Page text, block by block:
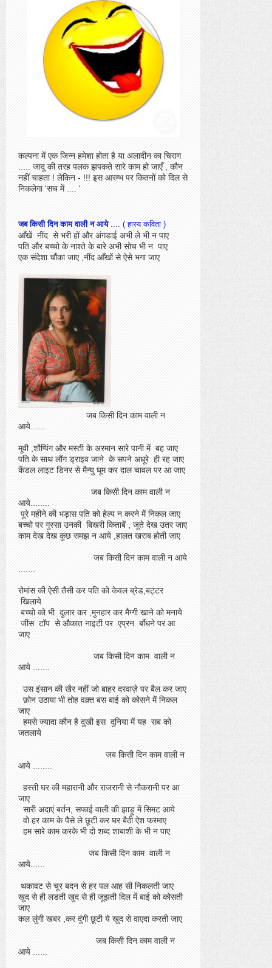
कल्पना में एक जिन्न हमेशा होता है या अलादीन का चिराग
..... जादू की तरह पलक झपकते सारे काम हो जाएँ , कौन
नहीं चाहता ! लेकिन - !!! इस आरम्भ पर कितनों को दिल से
निकलेगा 'सच में .... '
जब किसी दिन काम वाली न आये.... ( हास्य कविता )
आँखें नींद से भरी हों और अंगडाई अभी ले भी न पाए
पति और बच्चो के नाश्ते के बारे अभी सोच भी न पाए
एक संदेशा चौंका जाए ,नींद आँखों से ऐसे भगा जाए
जब किसी दिन काम वाली न
आये......
मूवी ,शौप्पिंग और मस्ती के अरमान सारे पानी में बह जाए
पति के साथ लौंग ड्राइव जाने के सपने अधूरे ही रह जाए
केंडल लाइट डिनर से मैन्यु घूम कर दाल चावल पर आ जाए
जब किसी दिन काम वाली न
आये........
पूरे महीने की भड़ास पति को हेल्प न करने में निकल जाए
बच्चो पर गुस्सा उनकी बिखरी किताबें , जूते देख उतर जाए
काम देख देख कुछ समझ न आये ,हालत खराब होती जाए
जब किसी दिन काम वाली न आये
.......
रोमांस की ऐसी तैसी कर पति को केवल ब्रेड,बट्टर
खिलाये
बच्चो को भी दुलार कर ,मुनहार कर मैग्गी खाने को मनाये
जींस टॉप से औकात नाइटी पर एप्रन बाँधने पर आ
जाए
जब किसी दिन काम वाली न
आये .......
उस इंसान की खैर नहीं जो बाहर दरवाज़े पर बैल कर जाए
फ़ोन उठाया भी तोह वक़्त बस बाई को कोसने में निकल
जाए
हमसे ज्यादा कौन है दुखी इस दुनिया में यह सब को
जतलाये
जब किसी दिन काम वाली न
आये ........
हस्ती घर की महारानी और राजरानी से नौकरानी पर आ
जाए
सारी अदाएं बर्तन, सफाई वाली की झाड़ू में सिमट आये
वो हर काम के पैसे ले छूटी कर घर बैठी ऐश फरमाए
हम सारे काम करके भी दो शब्द शाबाशी के भी न पाए
जब किसी दिन काम वाली न
आये......
थकावट से चूर बदन से हर पल आह सी निकलती जाए
खुद से ही लडती खुद से ही जूझती दिल में बाई को कोसती
जाए
कल लुंगी खबर ,कर दूंगी छूटी ये खुद से वाएदा करती जाए
जब किसी दिन काम वाली न
आये ......